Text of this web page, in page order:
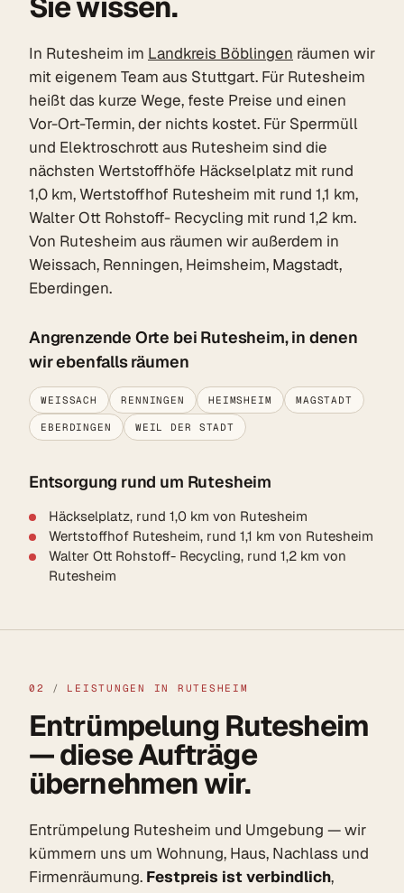
In Rutesheim im Landkreis Böblingen räumen wir
mit eigenem Team aus Stuttgart. Für Rutesheim
heißt das kurze Wege, feste Preise und einen
Vor-Ort-Termin, der nichts kostet. Für Sperrmüll
und Elektroschrott aus Rutesheim sind die
nächsten Wertstoffhöfe Häckselplatz mit rund
1,0 km, Wertstoffhof Rutesheim mit rund 1,1 km,
Walter Ott Rohstoff- Recycling mit rund 1,2 km.
Von Rutesheim aus räumen wir außerdem in
Weissach, Renningen, Heimsheim, Magstadt,
Eberdingen.
Angrenzende Orte bei Rutesheim, in denen
wir ebenfalls räumen
WEISSACH RENNINGEN HEIMSHEIM MAGSTADT
EBERDINGEN WEIL DER STADT
Entsorgung rund um Rutesheim
Häckselplatz, rund 1,0 km von Rutesheim
Wertstoffhof Rutesheim, rund 1,1 km von Rutesheim
Walter Ott Rohstoff- Recycling, rund 1,2 km von
Rutesheim
02 / LEISTUNGEN IN RUTESHEIM
Entrümpelung Rutesheim
— diese Aufträge
übernehmen wir.
Entrümpelung Rutesheim und Umgebung — wir
kümmern uns um Wohnung, Haus, Nachlass und
Firmenräumung. Festpreis ist verbindlich,